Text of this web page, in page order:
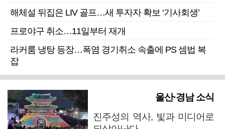
해체설 뒤집은 LIV 골프…새 투자자 확보 ‘기사회생’
프로야구 취소…11일부터 재개
라커룸 냉탕 등장…폭염 경기취소 속출에 PS 셈법 복
잡
울산·경남 소식
진주성의 역사, 빛과 미디어로